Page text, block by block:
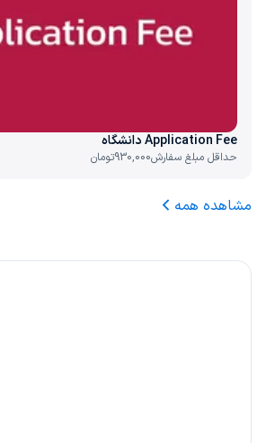
Application Fee دانشگاه‌
حداقل مبلغ سفارش930,000تومان
مشاهده همه